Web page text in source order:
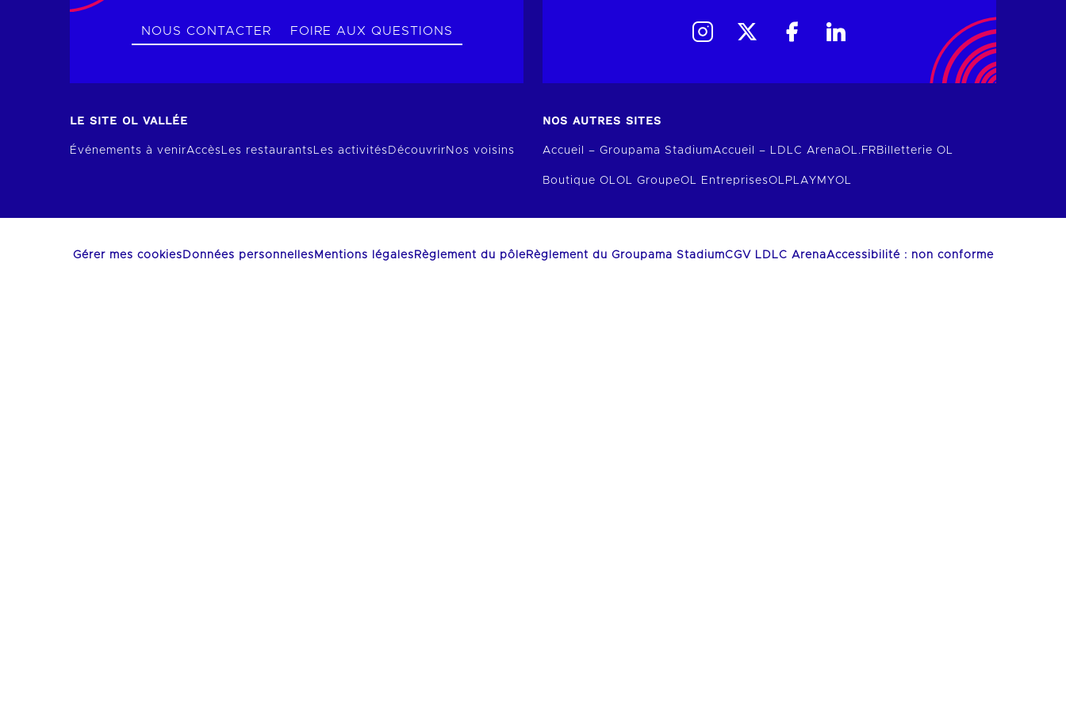
NOUS CONTACTER FOIRE AUX QUESTIONS
LE SITE OL VALLÉE
Événements à venirAccèsLes restaurantsLes activités Découvrir Nos voisins
NOS AUTRES SITES
Accueil – Groupama StadiumAccueil – LDLC ArenaOL.FR Billetterie OL
Boutique OLOL GroupeOL EntreprisesOLPLAY MYOL
Gérer mes cookies Données personnelles Mentions légales Règlement du pôleRèglement du Groupama StadiumCGV LDLC ArenaAccessibilité : non conforme